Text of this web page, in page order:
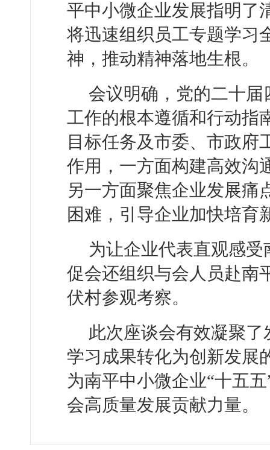
平中小微企业发展指明了
将迅速组织员工专题学习
神，推动精神落地生根。
会议明确，党的二十
工作的根本遵循和行动指
目标任务及市委、市政府
作用，一方面构建高效沟
另一方面聚焦企业发展痛
困难，引导企业加快培育
为让企业代表直观感
促会还组织与会人员赴南
伏村参观考察。
此次座谈会有效凝聚
学习成果转化为创新发展
为南平中小微企业“十五
会高质量发展贡献力量。